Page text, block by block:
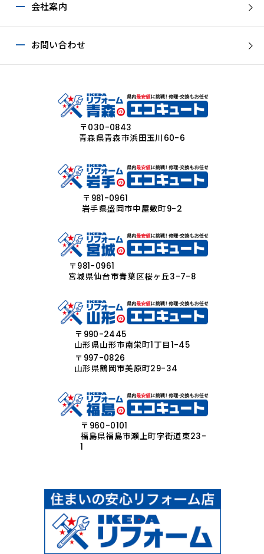
会社案内
お問い合わせ
〒030-0843
青森県青森市浜田玉川60-6
〒981-0961
岩手県盛岡市中屋敷町9-2
〒981-0961
宮城県仙台市青葉区桜ヶ丘3-7-8
〒990-2445
山形県山形市南栄町1丁目1-45
〒997-0826
山形県鶴岡市美原町29-34
〒960-0101
福島県福島市瀬上町字街道東23-
1